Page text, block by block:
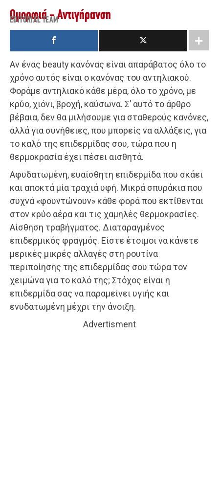
Ομορφιά - Αντιγήρανση
EDITORIAL TEAM
Αν ένας beauty κανόνας είναι απαράβατος όλο το
χρόνο αυτός είναι ο κανόνας του αντηλιακού.
Φοράμε αντηλιακό κάθε μέρα, όλο το χρόνο, με
κρύο, χιόνι, βροχή, καύσωνα. Σ’ αυτό το άρθρο
βέβαια, δεν θα μιλήσουμε για σταθερούς κανόνες,
αλλά για συνήθειες, που μπορείς να αλλάξεις, για
το καλό της επιδερμίδας σου, τώρα που η
θερμοκρασία έχει πέσει αισθητά.
Αφυδατωμένη, ευαίσθητη επιδερμίδα που σκάει
και αποκτά μία τραχιά υφή. Μικρά σπυράκια που
συχνά «φουντώνουν» κάθε φορά που εκτίθενται
στον κρύο αέρα και τις χαμηλές θερμοκρασίες.
Αίσθηση τραβήγματος. Διαταραγμένος
επιδερμικός φραγμός. Είστε έτοιμοι να κάνετε
μερικές μικρές αλλαγές στη ρουτίνα
περιποίησης της επιδερμίδας σου τώρα τον
χειμώνα για το καλό της; Στόχος είναι η
επιδερμίδα σας να παραμείνει υγιής και
ενυδατωμένη μέχρι την άνοιξη.
Advertisment